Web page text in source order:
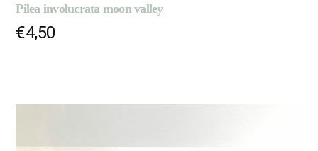
Pilea involucrata moon valley
€4,50